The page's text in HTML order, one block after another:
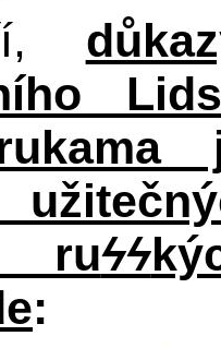
ruϟϟ
: